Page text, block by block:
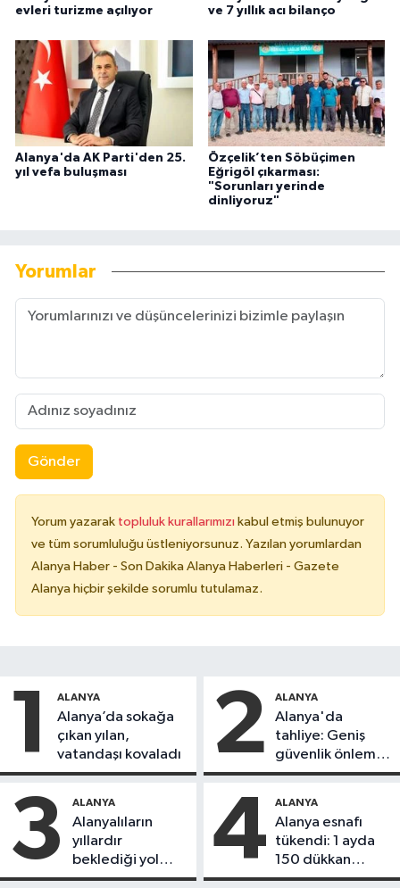
evleri turizme açılıyor
ve 7 yıllık acı bilanço
Alanya'da AK Parti'den 25.
yıl vefa buluşması
Özçelik’ten Söbüçimen
Eğrigöl çıkarması:
"Sorunları yerinde
dinliyoruz"
Yorumlar
Gönder
Yorum yazarak topluluk kurallarımızı kabul etmiş bulunuyor
ve tüm sorumluluğu üstleniyorsunuz. Yazılan yorumlardan
Alanya Haber - Son Dakika Alanya Haberleri - Gazete
Alanya hiçbir şekilde sorumlu tutulamaz.
1 ALANYA
Alanya’da sokağa
çıkan yılan,
vatandaşı kovaladı
2 ALANYA
Alanya'da
tahliye: Geniş
güvenlik önlemi
alındı
3 ALANYA
Alanyalıların
yıllardır
beklediği yol
askıdan döndü
4 ALANYA
Alanya esnafı
tükendi: 1 ayda
150 dükkan
kapandı